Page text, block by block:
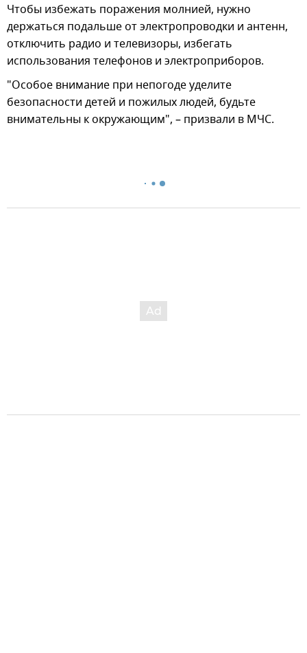
Чтобы избежать поражения молнией, нужно
держаться подальше от электропроводки и антенн,
отключить радио и телевизоры, избегать
использования телефонов и электроприборов.
"Особое внимание при непогоде уделите
безопасности детей и пожилых людей, будьте
внимательны к окружающим", – призвали в МЧС.